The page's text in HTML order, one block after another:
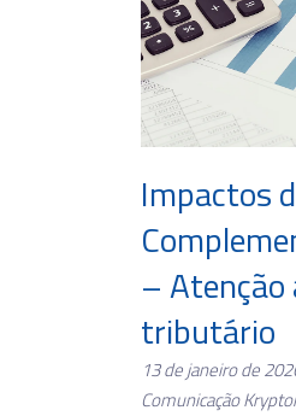
Impactos
–
tributário
13 de janeiro de
Comunicação